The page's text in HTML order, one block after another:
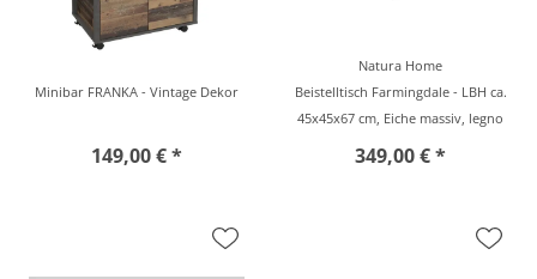
Minibar FRANKA - Vintage Dekor
149,00 € *
Natura Home
Beistelltisch Farmingdale - LBH ca.
45x45x67 cm, Eiche massiv, legno
349,00 € *